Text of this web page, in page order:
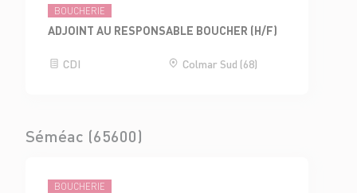
BOUCHERIE
ADJOINT AU RESPONSABLE BOUCHER (H/F)
CDI Colmar Sud (68)
Séméac (65600)
BOUCHERIE